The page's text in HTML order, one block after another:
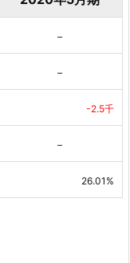
–
–
-2.5千
–
26.01%